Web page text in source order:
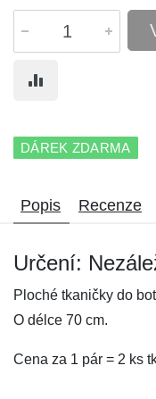
DÁREK ZDARMA
Popis Recenze
Určení:
Ploché tkaničky do
O délce 70 cm.
Cena za 1 pár = 2 ks